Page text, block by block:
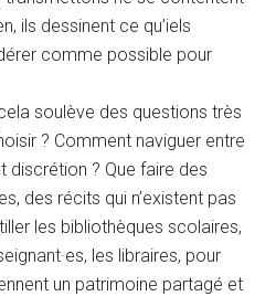
ils dessinent ce qu’iels
comme possible pour
soulève des questions très
? Comment naviguer entre
discrétion ? Que faire des
des récits qui n’existent pas
les bibliothèques scolaires,
les libraires, pour
un patrimoine partagé et